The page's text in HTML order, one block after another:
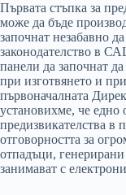
Първата стъпка за
може да бъде
започнат незабавно
законодателство в
панели да започнат
при изготвянето и
първоначалната
установихме, че едно
предизвикателства в
отговорността за
отпадъци,
занимават с